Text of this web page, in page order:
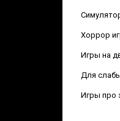
Хоррор
Игры на
Для
Игры про